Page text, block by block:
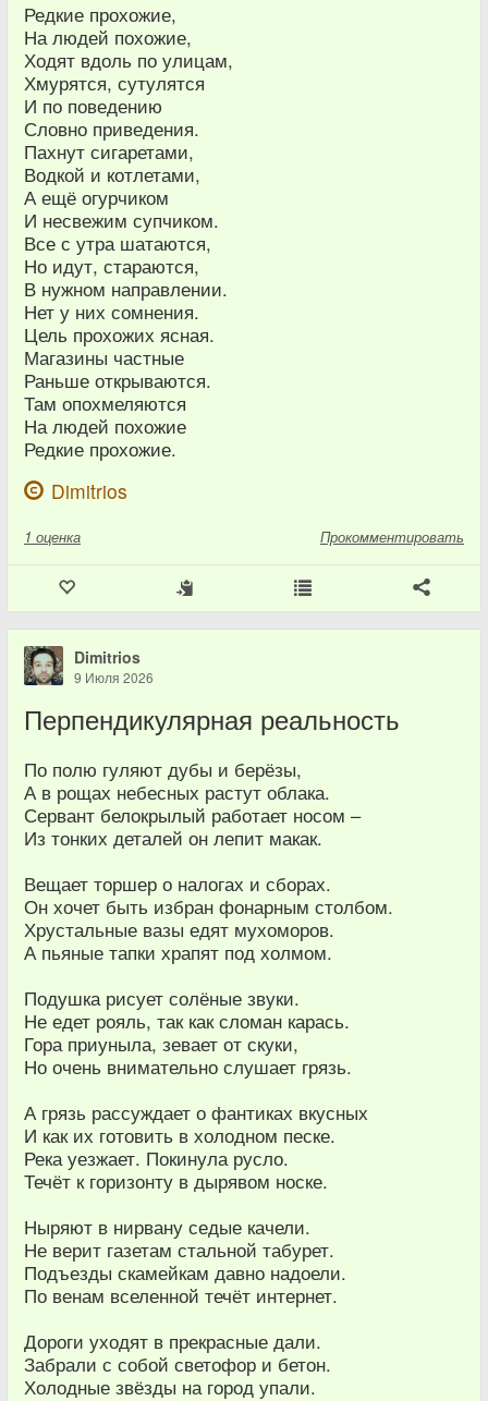
Редкие прохожие,
На людей похожие,
Ходят вдоль по улицам,
Хмурятся, сутулятся
И по поведению
Словно приведения.
Пахнут сигаретами,
Водкой и котлетами,
А ещё огурчиком
И несвежим супчиком.
Все с утра шатаются,
Но идут, стараются,
В нужном направлении.
Нет у них сомнения.
Цель прохожих ясная.
Магазины частные
Раньше открываются.
Там опохмеляются
На людей похожие
Редкие прохожие.
Dimitrios
1 оценка Прокомментировать
Dimitrios
9 Июля 2026
Перпендикулярная реальность
По полю гуляют дубы и берёзы,
А в рощах небесных растут облака.
Сервант белокрылый работает носом –
Из тонких деталей он лепит макак.
Вещает торшер о налогах и сборах.
Он хочет быть избран фонарным столбом.
Хрустальные вазы едят мухоморов.
А пьяные тапки храпят под холмом.
Подушка рисует солёные звуки.
Не едет рояль, так как сломан карась.
Гора приуныла, зевает от скуки,
Но очень внимательно слушает грязь.
А грязь рассуждает о фантиках вкусных
И как их готовить в холодном песке.
Река уезжает. Покинула русло.
Течёт к горизонту в дырявом носке.
Ныряют в нирвану седые качели.
Не верит газетам стальной табурет.
Подъезды скамейкам давно надоели.
По венам вселенной течёт интернет.
Дороги уходят в прекрасные дали.
Забрали с собой светофор и бетон.
Холодные звёзды на город упали.